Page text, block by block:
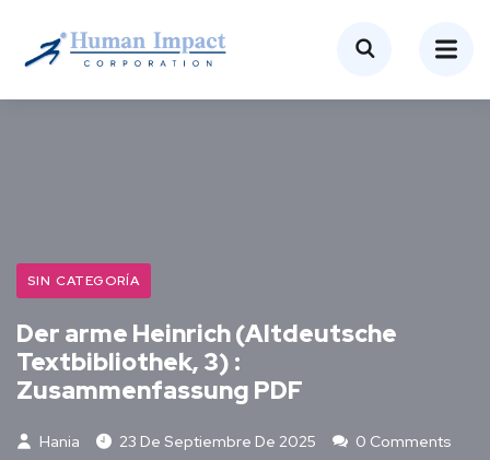
SIN CATEGORÍA
Der arme Heinrich (Altdeutsche
Textbibliothek, 3) :
Zusammenfassung PDF
Hania 23 De Septiembre De 2025
0 Comments